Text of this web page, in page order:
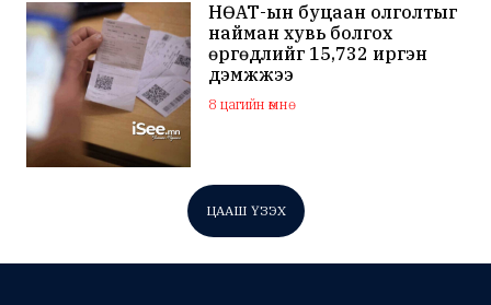
НӨАТ-ын буцаан олголтыг
найман хувь болгох
өргөдлийг 15,732 иргэн
дэмжжээ
8 цагийн өмнө
ЦААШ ҮЗЭХ